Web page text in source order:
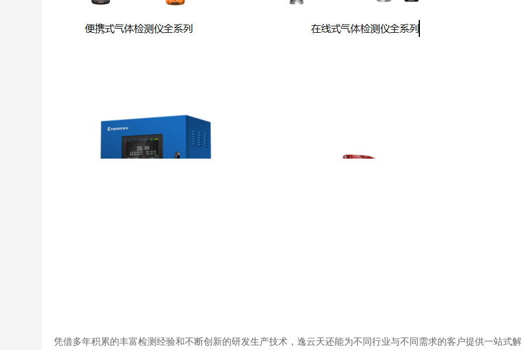
凭借多年积累的丰富检测经验和不断创新的研发生产技术，逸云天还能为不同行业与不同需求的客户提供一站式解